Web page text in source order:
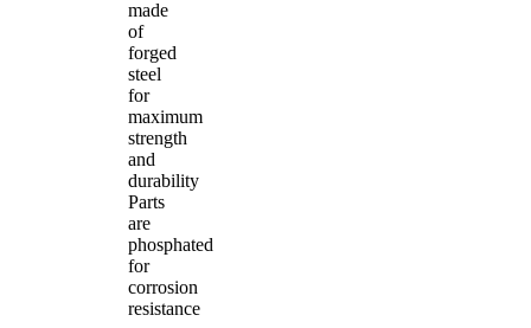
made
of
forged
steel
for
maximum
strength
and
durability
Parts
are
phosphated
for
corrosion
resistance